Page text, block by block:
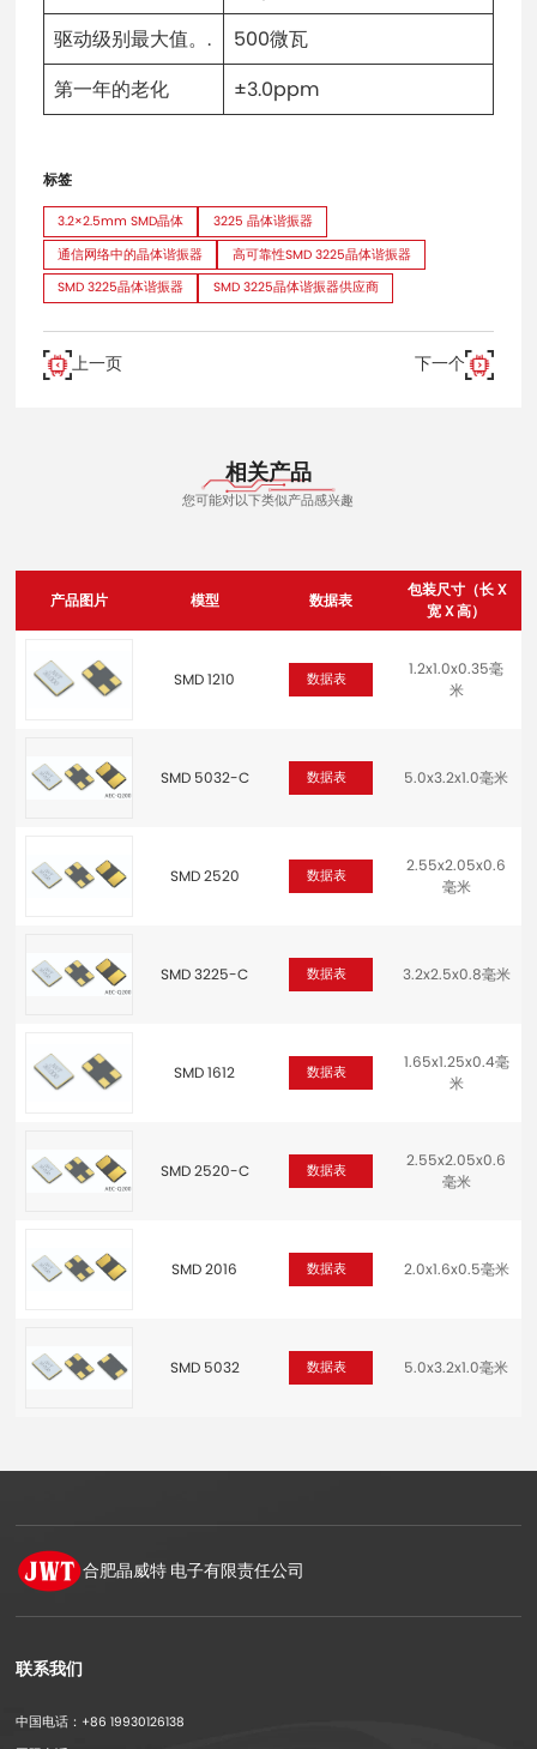
驱动级别最大值。.
500微瓦
第一年的老化
±3.0ppm
标签
3.2×2.5mm SMD晶体
3225 晶体谐振器
通信网络中的晶体谐振器
高可靠性SMD 3225晶体谐振器
SMD 3225晶体谐振器
SMD 3225晶体谐振器供应商
上一页 下一个
相关产品
您可能对以下类似产品感兴趣
产品图片 模型 数据表
包装尺寸（长 X
宽 X 高）
SMD 1210 数据表
1.2x1.0x0.35毫
米
SMD 5032-C 数据表 5.0x3.2x1.0毫米
SMD 2520 数据表
2.55x2.05x0.6
毫米
SMD 3225-C 数据表 3.2x2.5x0.8毫米
SMD 1612 数据表
1.65x1.25x0.4毫
米
SMD 2520-C 数据表
2.55x2.05x0.6
毫米
SMD 2016 数据表 2.0x1.6x0.5毫米
SMD 5032 数据表 5.0x3.2x1.0毫米
合肥晶威特 电子有限责任公司
联系我们
中国电话：+86 19930126138